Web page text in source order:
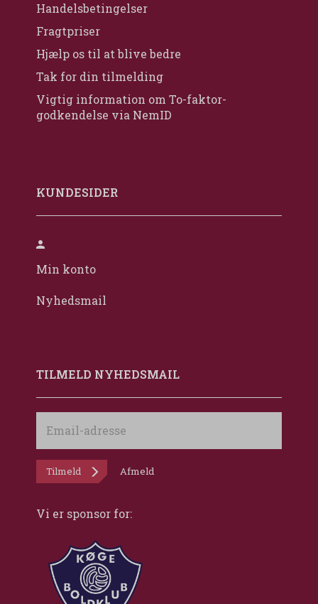
Handelsbetingelser
Fragtpriser
Hjælp os til at blive bedre
Tak for din tilmelding
Vigtig information om To-faktor-
godkendelse via NemID
KUNDESIDER
Min konto
Nyhedsmail
TILMELD NYHEDSMAIL
adresse
Tilmeld Afmeld
Vi er sponsor for: